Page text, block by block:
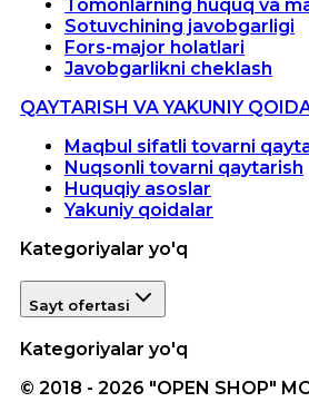
Tomonlarning huquq va
Sotuvchining javobgarligi
Fors-major holatlari
Javobgarlikni cheklash
QAYTARISH VA YAKUNIY
Maqbul sifatli tovarni
Nuqsonli tovarni qaytarish
Huquqiy asoslar
Yakuniy qoidalar
Kategoriyalar yo'q
Sayt ofertasi
Kategoriyalar yo'q
© 2018 - 2026 "OPEN SHOP"